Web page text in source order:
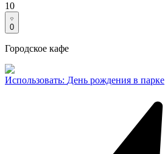
10
0
Городское кафе
Использовать: День рождения в парке